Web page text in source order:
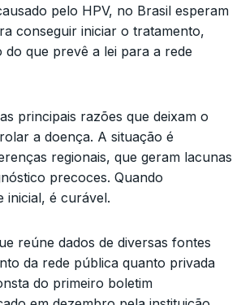
pelo HPV, no Brasil esperam
conseguir iniciar o tratamento,
que prevê a lei para a rede
principais razões que deixam o
a doença. A situação é
regionais, que geram lacunas
precoces. Quando
inicial, é curável.
reúne dados de diversas fontes
da rede pública quanto privada
do primeiro boletim